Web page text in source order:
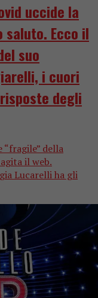
uccide la
saluto. Ecco il
suo
i cuori
degli
“fragile” della
il web.
Lucarelli ha gli